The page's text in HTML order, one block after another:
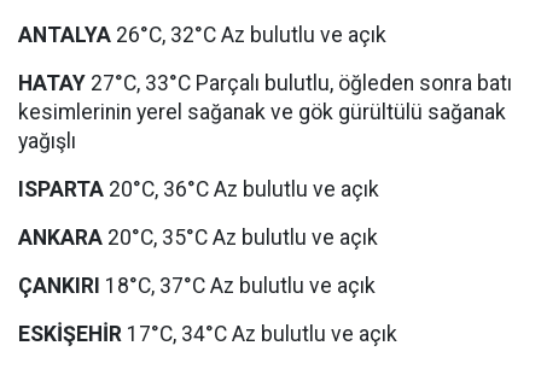
ANTALYA 26°C, 32°C Az bulutlu ve açık
HATAY 27°C, 33°C Parçalı bulutlu, öğleden sonra batı
kesimlerinin yerel sağanak ve gök gürültülü sağanak
yağışlı
ISPARTA 20°C, 36°C Az bulutlu ve açık
ANKARA 20°C, 35°C Az bulutlu ve açık
ÇANKIRI 18°C, 37°C Az bulutlu ve açık
ESKİŞEHİR 17°C, 34°C Az bulutlu ve açık